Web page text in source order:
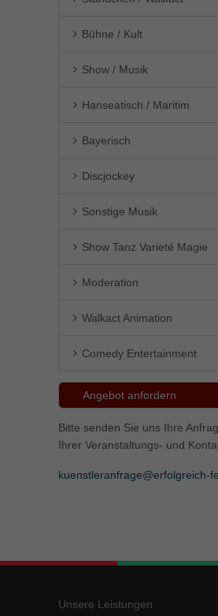
Bühne / Kult
Show / Musik
Hanseatisch / Maritim
Bayerisch
Discjockey
Sonstige Musik
Show Tanz Varieté Magie
Moderation
Walkact Animation
Comedy Entertainment
Angebot anfordern
Bitte senden Sie uns Ihre
Ihrer Veranstaltungs- und
kuenstleranfrage@erfolgreich-
Unsere Leistungen